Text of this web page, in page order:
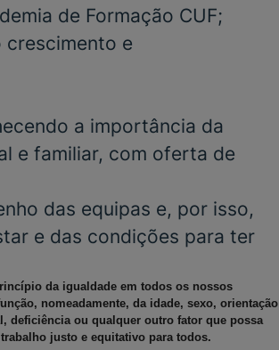
de Formação CUF;
crescimento e
a importância da
e familiar, com oferta de
das equipas e, por isso,
e das condições para ter
da igualdade em todos os nossos
nomeadamente, da idade, sexo, orientação
deficiência ou qualquer outro fator que possa
justo e equitativo para todos.